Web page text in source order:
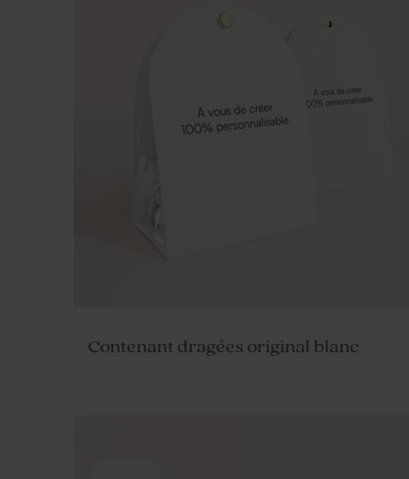
Contenant dragées original blanc